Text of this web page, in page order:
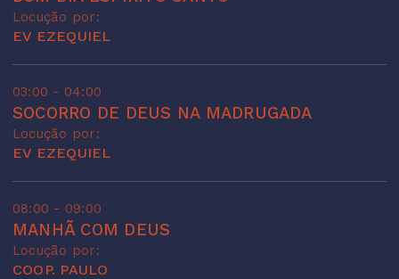
Locução por:
EV EZEQUIEL
03:00 - 04:00
SOCORRO DE DEUS NA MADRUGADA
Locução por:
EV EZEQUIEL
08:00 - 09:00
MANHÃ COM DEUS
Locução por:
COOP. PAULO